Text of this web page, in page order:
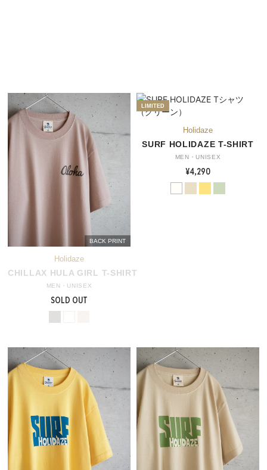
BACK PRINT
CHILLAX HULA GIRL T-SHIRT
MEN・UNISEX
SOLD OUT
SURF HOLIDAZE T-SHIRT
MEN・UNISEX
¥4,290